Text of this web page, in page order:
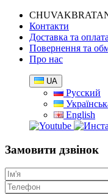
Контакти
Доставка та оплата
Повернення та
Про нас
UA
Русский
English
Замовити дзвінок